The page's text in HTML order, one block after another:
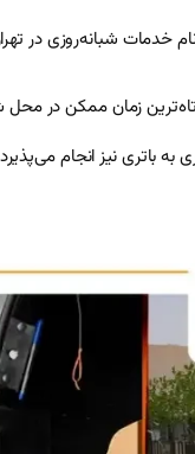
شبانه‌روزی در
ما در کوتاه‌ترین
باتری نیز انجام